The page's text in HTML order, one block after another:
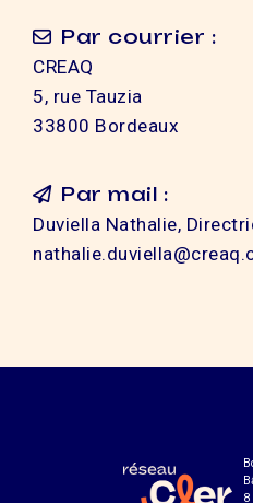
Par courrier :
CREAQ
5, rue Tauzia
33800 Bordeaux
Par mail :
Duviella Nathalie,
8